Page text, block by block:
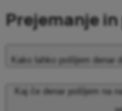
Prejemanje
Kako lahko pošljem denar
Kaj če denar pošljem na